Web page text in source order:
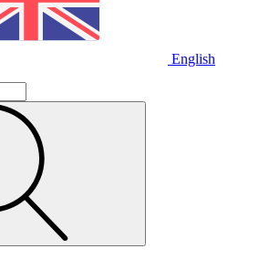
English